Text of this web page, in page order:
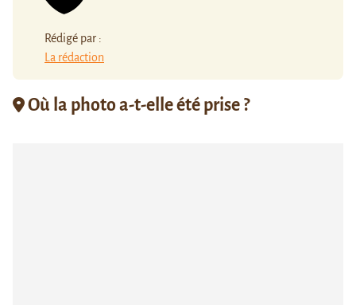
Rédigé par :
La rédaction
Où la photo a-t-elle été prise ?